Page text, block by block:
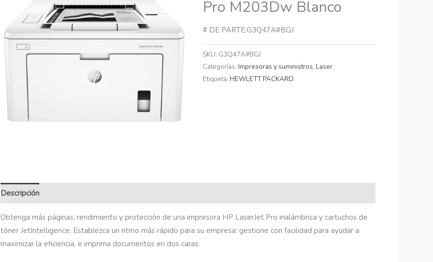
Pro M203Dw Blanco
# DE PARTE:G3Q47A#BGJ
SKU: G3Q47A#BGJ
Categorías:Impresoras y suministros,Laser
Etiqueta:HEWLETT PACKARD
Descripción
Obtenga más páginas, rendimiento y protección de una impresora HP LaserJet Pro inalámbrica y cartuchos de
tóner JetIntelligence. Establezca un ritmo más rápido para su empresa: gestione con facilidad para ayudar a
maximizar la eficiencia, e imprima documentos en dos caras.